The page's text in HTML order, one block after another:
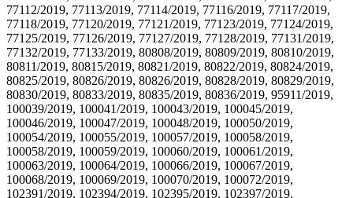
77112/2019, 77113/2019, 77114/2019, 77116/2019, 77117/2019,
77118/2019, 77120/2019, 77121/2019, 77123/2019, 77124/2019,
77125/2019, 77126/2019, 77127/2019, 77128/2019, 77131/2019,
77132/2019, 77133/2019, 80808/2019, 80809/2019, 80810/2019,
80811/2019, 80815/2019, 80821/2019, 80822/2019, 80824/2019,
80825/2019, 80826/2019, 80826/2019, 80828/2019, 80829/2019,
80830/2019, 80833/2019, 80835/2019, 80836/2019, 95911/2019,
100039/2019, 100041/2019, 100043/2019, 100045/2019,
100046/2019, 100047/2019, 100048/2019, 100050/2019,
100054/2019, 100055/2019, 100057/2019, 100058/2019,
100058/2019, 100059/2019, 100060/2019, 100061/2019,
100063/2019, 100064/2019, 100066/2019, 100067/2019,
100068/2019, 100069/2019, 100070/2019, 100072/2019,
102391/2019, 102394/2019, 102395/2019, 102397/2019,